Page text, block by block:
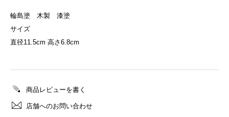
輪島塗 木製 漆塗
サイズ
直径11.5cm 高さ6.8cm
商品レビューを書く
店舗へのお問い合わせ